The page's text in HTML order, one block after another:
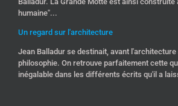
humaine"...
Un regard sur l'architecture
Jean Balladur se destinait, avant
philosophie. On retrouve parfaitement cette
inégalable dans les différents écrits qu'il a